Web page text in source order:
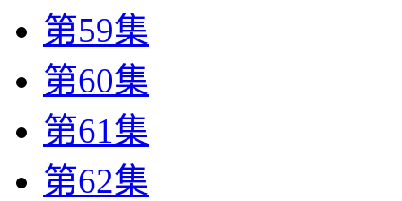
第59集
第60集
第61集
第62集